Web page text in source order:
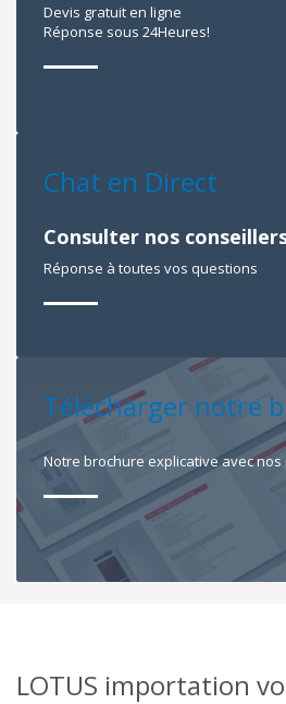
Devis gratuit en ligne
Réponse sous 24Heures!
Chat en Direct
Consulter nos
Réponse à toutes vos questions
Télécharger notre
Notre brochure explicative avec nos
LOTUS importation